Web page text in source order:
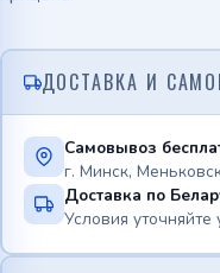
ДОСТАВКА И
Самовывоз
г. Минск,
Доставка по
Условия уточняйте